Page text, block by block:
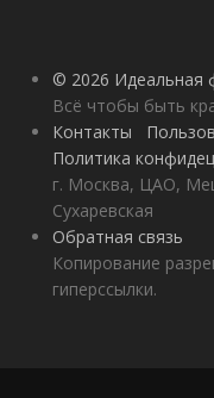
© 2026 Идеальная
Всё чтобы быть
Контакты
Политика
г. Москва, ЦАО,
Сухаревская
Обратная связь
Копирование
гиперссылки.